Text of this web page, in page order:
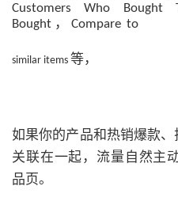
Customers Who Bought
Bought ， Compare to
similar items 等，
如果你的产品和热销爆款
关联在一起，流量自然主
品页。